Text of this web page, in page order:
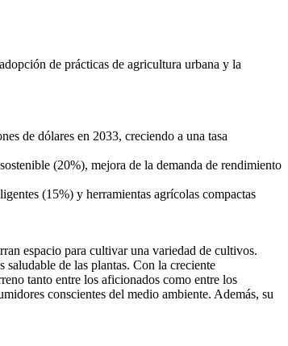
de prácticas de agricultura urbana y la
de dólares en 2033, creciendo a una tasa
(20%), mejora de la demanda de rendimiento
(15%) y herramientas agrícolas compactas
espacio para cultivar una variedad de cultivos.
de las plantas. Con la creciente
tanto entre los aficionados como entre los
conscientes del medio ambiente. Además, su